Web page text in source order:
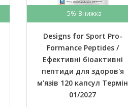
–5%
Designs for Sport Pro-
Formance Peptides /
Ефективні біоактивні
пептиди для здоров'я
м'язів 120 капсул Термін
01/2027